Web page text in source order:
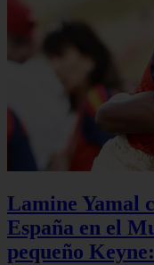
Lamine Yamal
España en el
pequeño